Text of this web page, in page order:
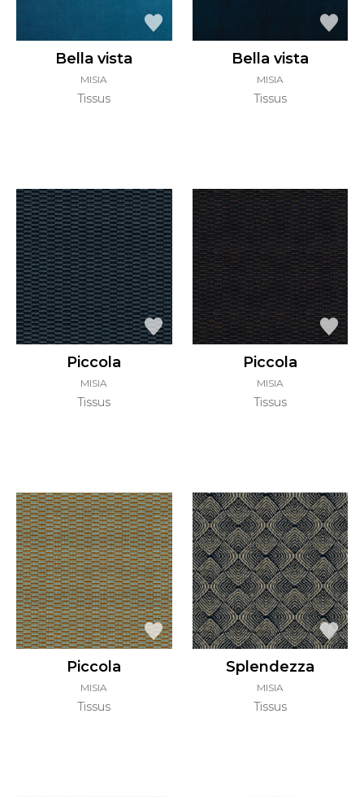
Bella vista
MISIA
Tissus
Bella vista
MISIA
Tissus
Piccola
MISIA
Tissus
Piccola
MISIA
Tissus
Piccola
MISIA
Tissus
Splendezza
MISIA
Tissus